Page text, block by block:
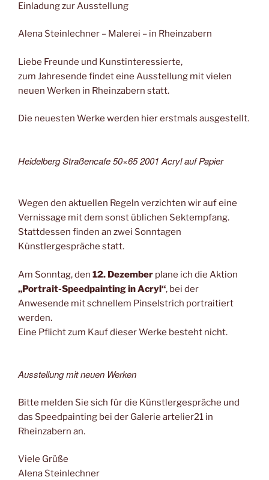
Einladung zur Ausstellung
Alena Steinlechner – Malerei – in Rheinzabern
Liebe Freunde und Kunstinteressierte,
zum Jahresende findet eine Ausstellung mit vielen
neuen Werken in Rheinzabern statt.
Die neuesten Werke werden hier erstmals ausgestellt.
Heidelberg Straßencafe 50×65 2001 Acryl auf Papier
Wegen den aktuellen Regeln verzichten wir auf eine
Vernissage mit dem sonst üblichen Sektempfang.
Stattdessen finden an zwei Sonntagen
Künstlergespräche statt.
Am Sonntag, den 12. Dezember plane ich die Aktion
„Portrait-Speedpainting in Acryl“, bei der
Anwesende mit schnellem Pinselstrich portraitiert
werden.
Eine Pflicht zum Kauf dieser Werke besteht nicht.
Ausstellung mit neuen Werken
Bitte melden Sie sich für die Künstlergespräche und
das Speedpainting bei der Galerie artelier21 in
Rheinzabern an.
Viele Grüße
Alena Steinlechner